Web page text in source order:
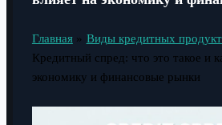
Главная
Виды кредитных
Кредитный спред: что это такое и
экономику и финансовые рынки